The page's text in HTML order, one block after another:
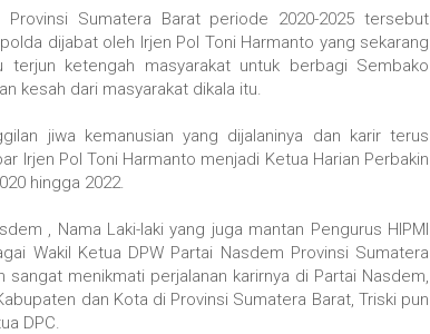
Sumatera Barat periode 2020-2025 tersebut
dijabat oleh Irjen Pol Toni Harmanto yang sekarang
ketengah masyarakat untuk berbagi Sembako
kesah dari masyarakat dikala itu.
jiwa kemanusian yang dijalaninya dan karir terus
Irjen Pol Toni Harmanto menjadi Ketua Harian Perbakin
hingga 2022.
, Nama Laki-laki yang juga mantan Pengurus HIPMI
Wakil Ketua DPW Partai Nasdem Provinsi Sumatera
menikmati perjalanan karirnya di Partai Nasdem,
dan Kota di Provinsi Sumatera Barat, Triski pun
DPC.